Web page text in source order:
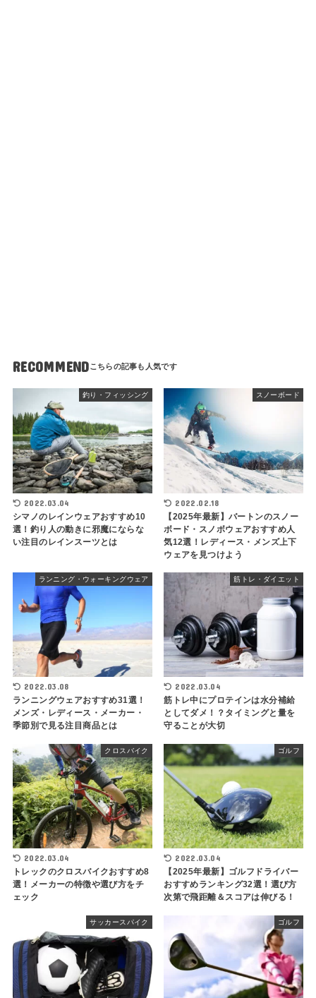
RECOMMEND
釣り・フィッシング
2022.03.04
シマノのレインウェアおすすめ10
選！釣り人の動きに邪魔にならな
い注目のレインスーツとは
スノーボード
2022.02.18
【2025年最新】バートンのスノー
ボード・スノボウェアおすすめ人
気12選！レディース・メンズ上下
ウェアを見つけよう
ランニング・ウォーキングウェア
2022.03.08
ランニングウェアおすすめ31選！
メンズ・レディース・メーカー・
季節別で見る注目商品とは
筋トレ・ダイエット
2022.03.04
筋トレ中にプロテインは水分補給
としてダメ！？タイミングと量を
守ることが大切
クロスバイク
2022.03.04
トレックのクロスバイクおすすめ8
選！メーカーの特徴や選び方をチ
ェック
ゴルフ
2022.03.04
【2025年最新】ゴルフドライバー
おすすめランキング32選！選び方
次第で飛距離＆スコアは伸びる！
サッカースパイク ゴルフ